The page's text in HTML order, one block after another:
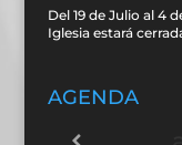
Del 19 de Julio al 4
Iglesia estará
AGENDA